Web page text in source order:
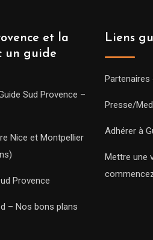
et la
un guide
Sud Provence –
Nice et Montpellier
Provence
– Nos bons plans
Liens
Partenaires
Presse/
Adhérer à
Mettre une